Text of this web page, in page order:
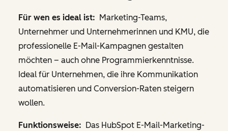
Für wen es ideal ist: Marketing-Teams,
Unternehmer und Unternehmerinnen und KMU, die
professionelle E-Mail-Kampagnen gestalten
möchten – auch ohne Programmierkenntnisse.
Ideal für Unternehmen, die ihre Kommunikation
automatisieren und Conversion-Raten steigern
wollen.
Funktionsweise: Das HubSpot E-Mail-Marketing-